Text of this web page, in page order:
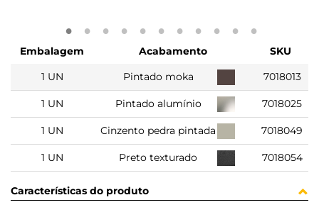
Embalagem Acabamento
SKU
1 UN
Pintado moka 7018013
1 UN Pintado alumínio 7018025
1 UN Cinzento pedra pintada 7018049
1 UN Preto texturado 7018054
Características do produto